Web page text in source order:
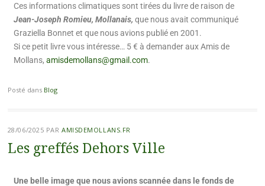
Ces informations climatiques sont tirées du livre de raison de
Jean-Joseph Romieu, Mollanais, que nous avait communiqué
Graziella Bonnet et que nous avions publié en 2001.
Si ce petit livre vous intéresse… 5 € à demander aux Amis de
Mollans, amisdemollans@gmail.com.
Posté dans Blog
28/06/2025 PARAMISDEMOLLANS.FR
Les greffés Dehors Ville
Une belle image que nous avions scannée dans le fonds de